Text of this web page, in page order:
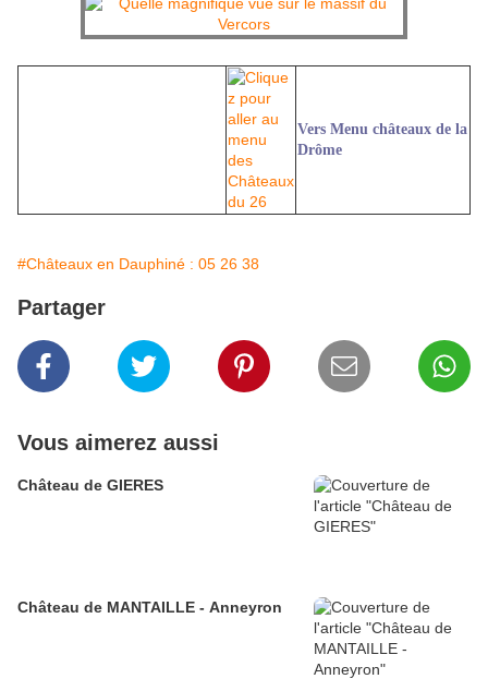
Vers Menu châteaux de la
Drôme
#Châteaux en Dauphiné : 05 26 38
Partager
Vous aimerez aussi
Château de GIERES
Château de MANTAILLE - Anneyron